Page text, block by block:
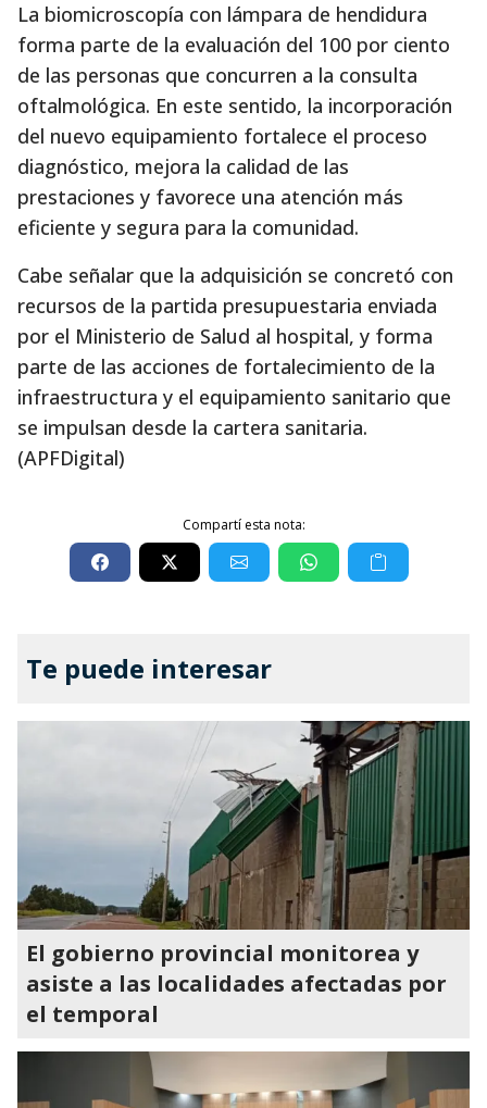
La biomicroscopía con lámpara de hendidura
forma parte de la evaluación del 100 por ciento
de las personas que concurren a la consulta
oftalmológica. En este sentido, la incorporación
del nuevo equipamiento fortalece el proceso
diagnóstico, mejora la calidad de las
prestaciones y favorece una atención más
eficiente y segura para la comunidad.
Cabe señalar que la adquisición se concretó con
recursos de la partida presupuestaria enviada
por el Ministerio de Salud al hospital, y forma
parte de las acciones de fortalecimiento de la
infraestructura y el equipamiento sanitario que
se impulsan desde la cartera sanitaria.
(APFDigital)
Compartí esta nota:
Te puede interesar
El gobierno provincial monitorea y
asiste a las localidades afectadas por
el temporal